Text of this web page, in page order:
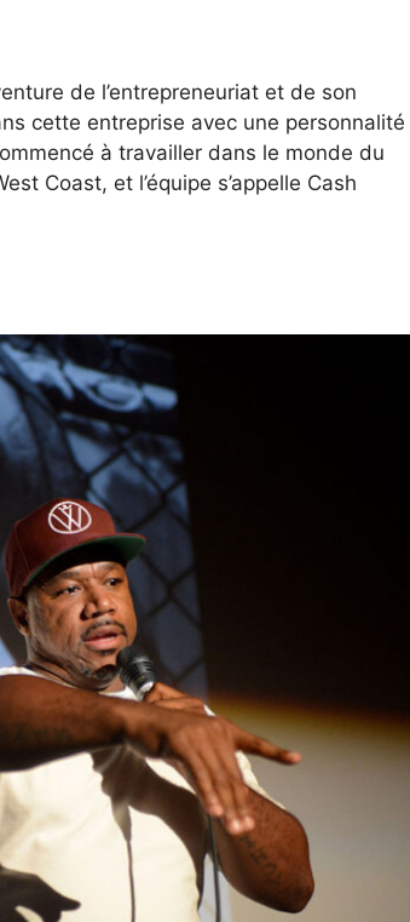
de l’entrepreneuriat et de son
cette entreprise avec une personnalité
à travailler dans le monde du
Coast, et l’équipe s’appelle Cash